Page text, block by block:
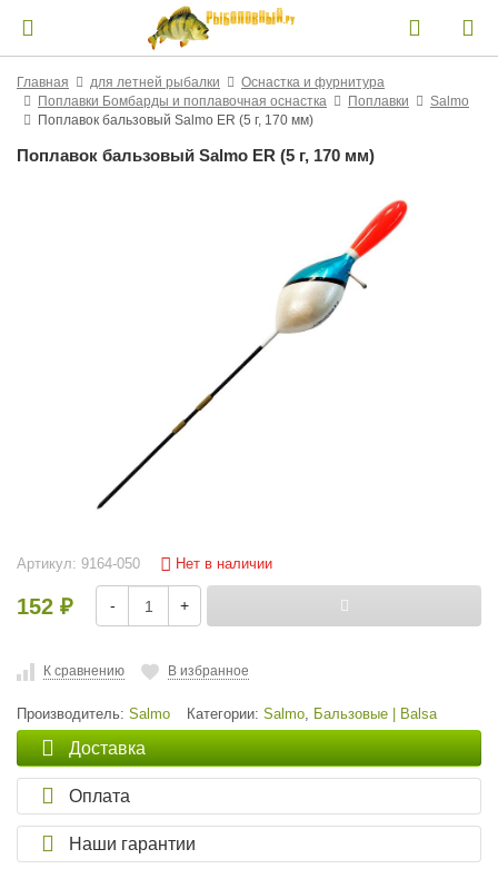
Главная для летней рыбалки
Оснастка и фурнитура
Поплавки Бомбарды и поплавочная оснастка
Поплавки
Salmo
Поплавок бальзовый Salmo ER (5 г, 170 мм)
Поплавок бальзовый Salmo ER (5 г, 170 мм)
Артикул: 9164-050 Нет в наличии
152 ₽ - +
К сравнению В избранное
Производитель: Salmo Категории: Salmo, Бальзовые | Balsa
Доставка
Оплата
Наши гарантии